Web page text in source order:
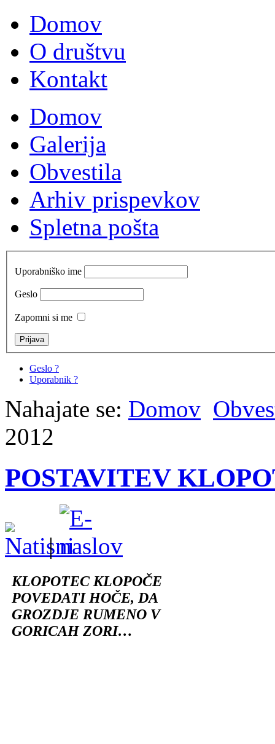
Domov
O društvu
Kontakt
Domov
Galerija
Obvestila
Arhiv prispevkov
Spletna pošta
Uporabniško ime
Geslo
Zapomni si me
Geslo ?
Uporabnik ?
Nahajate se: Domov
2012
POSTAVITEV
|
KLOPOTEC KLOPOČE
POVEDATI HOČE, DA
GROZDJE RUMENO V
GORICAH ZORI…